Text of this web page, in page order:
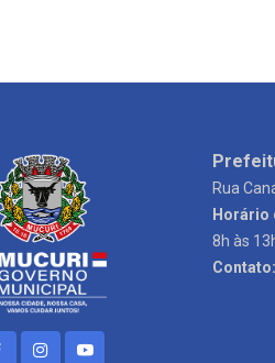
Rua
Horário
8h às
Contato: